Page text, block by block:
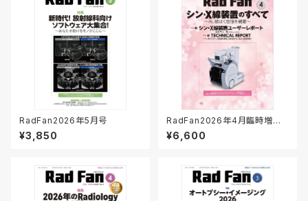
RadFan2026年5月号
¥3,850
RadFan2026年4月臨時増刊
号
¥6,600